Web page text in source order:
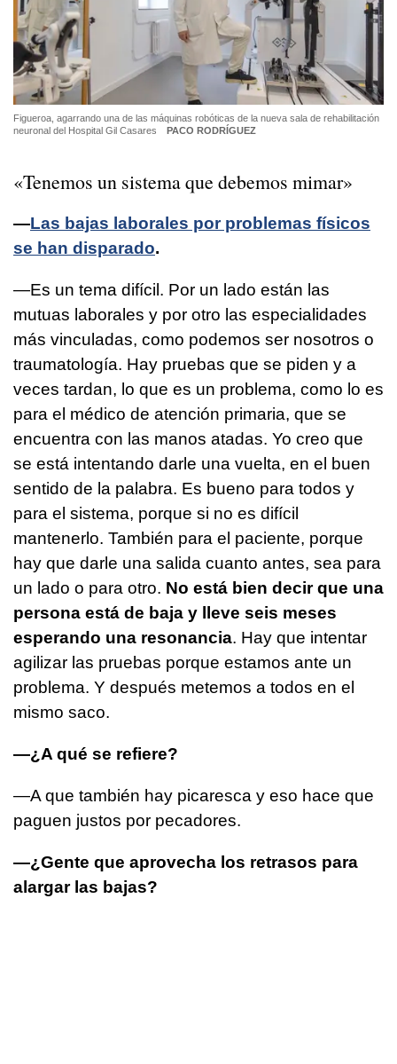
Figueroa, agarrando una de las máquinas robóticas de la nueva sala de rehabilitación
neuronal del Hospital Gil Casares
PACO RODRÍGUEZ
«Tenemos un sistema que debemos mimar»
—Las bajas laborales por problemas físicos
se han disparado.
—Es un tema difícil. Por un lado están las
mutuas laborales y por otro las especialidades
más vinculadas, como podemos ser nosotros o
traumatología. Hay pruebas que se piden y a
veces tardan, lo que es un problema, como lo es
para el médico de atención primaria, que se
encuentra con las manos atadas. Yo creo que
se está intentando darle una vuelta, en el buen
sentido de la palabra. Es bueno para todos y
para el sistema, porque si no es difícil
mantenerlo. También para el paciente, porque
hay que darle una salida cuanto antes, sea para
un lado o para otro. No está bien decir que una
persona está de baja y lleve seis meses
esperando una resonancia. Hay que intentar
agilizar las pruebas porque estamos ante un
problema. Y después metemos a todos en el
mismo saco.
—¿A qué se refiere?
—A que también hay picaresca y eso hace que
paguen justos por pecadores.
—¿Gente que aprovecha los retrasos para
alargar las bajas?